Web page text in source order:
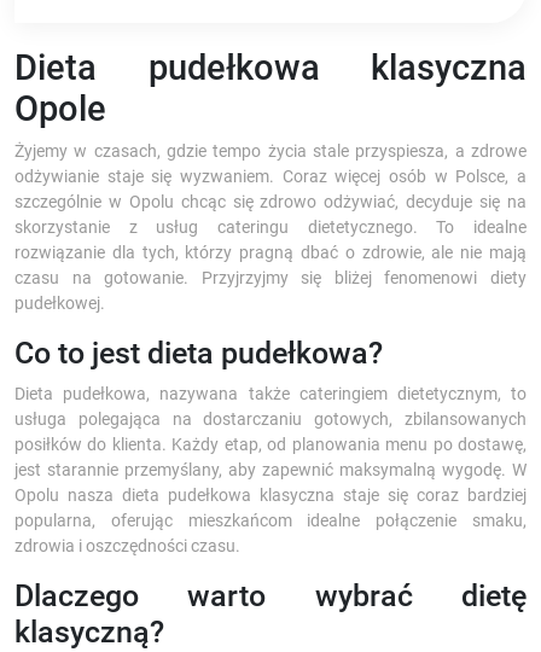
Dieta pudełkowa klasyczna
Opole
Żyjemy w czasach, gdzie tempo życia stale przyspiesza, a zdrowe
odżywianie staje się wyzwaniem. Coraz więcej osób w Polsce, a
szczególnie w Opolu chcąc się zdrowo odżywiać, decyduje się na
skorzystanie z usług cateringu dietetycznego. To idealne
rozwiązanie dla tych, którzy pragną dbać o zdrowie, ale nie mają
czasu na gotowanie. Przyjrzyjmy się bliżej fenomenowi diety
pudełkowej.
Co to jest dieta pudełkowa?
Dieta pudełkowa, nazywana także cateringiem dietetycznym, to
usługa polegająca na dostarczaniu gotowych, zbilansowanych
posiłków do klienta. Każdy etap, od planowania menu po dostawę,
jest starannie przemyślany, aby zapewnić maksymalną wygodę. W
Opolu nasza dieta pudełkowa klasyczna staje się coraz bardziej
popularna, oferując mieszkańcom idealne połączenie smaku,
zdrowia i oszczędności czasu.
Dlaczego warto wybrać dietę
klasyczną?